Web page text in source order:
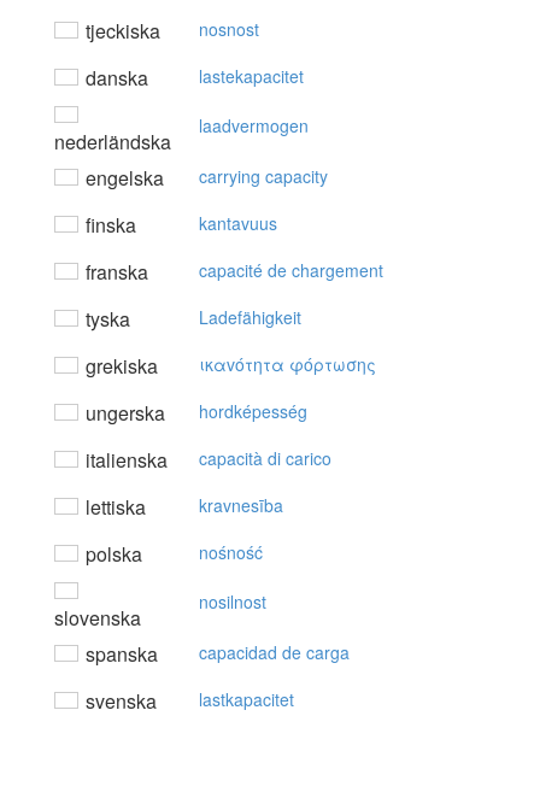
tjeckiska nosnost
danska lastekapacitet
nederländska
laadvermogen
engelska carrying capacity
finska kantavuus
franska capacité de chargement
tyska Ladefähigkeit
grekiska ικαvότητα φόρτωσης
ungerska hordképesség
italienska capacità di carico
lettiska kravnesība
polska nośność
slovenska
nosilnost
spanska capacidad de carga
svenska lastkapacitet